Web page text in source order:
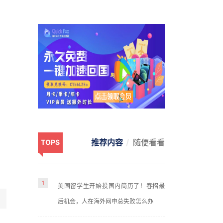
TOPS 推荐内容 随便看看
1 美国留学生开始投国内简历了！春招最
后机会，人在海外网申总失败怎么办